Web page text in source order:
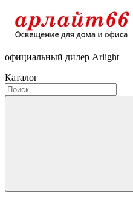
официальный дилер Arlight
Каталог